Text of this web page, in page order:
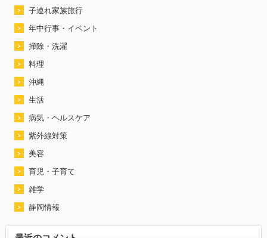
子連れ家族旅行
年中行事・イベント
掃除・洗濯
料理
沖縄
生活
病気・ヘルスケア
紫外線対策
美容
育児・子育て
雑学
静岡情報